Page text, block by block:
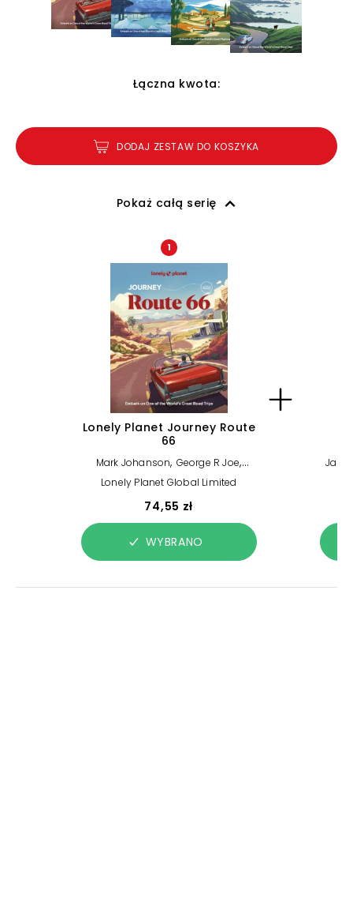
Łączna kwota:
DODAJ ZESTAW DO KOSZYKA
Pokaż całą serię
1
Lonely Planet Journey Route
66
Mark Johanson, George R Joe,
Nneka M Okona ,Andrew Bender
Karla Zimmerman,Ryan ver
Lonely Planet
Bigg
Lonely Planet Global Limited
74,55 zł
WYBRANO
Jade